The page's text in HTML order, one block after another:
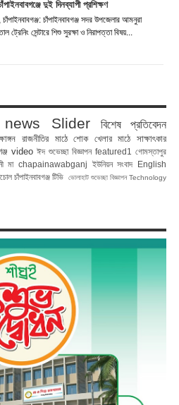
দুই দিনব্যাপী প্রশিক্ষণ
চাঁপাইনবাবগঞ্জ সদর উপজেলার আমনুরা
ট্রেনিং সেন্টারে শিশু সুরক্ষা ও নিরাপত্তা বিষয়...
Slider
বিশেষ প্রতিবেদন
রাজনীতির মাঠে শোক খেলার মাঠে
সাক্ষাৎকার
video ঈদ শুভেচ্ছা বিজ্ঞাপন featured1
গোমস্তাপুর
মা chapainawabganj ইউনিয়ন সংবাদ
English
চাঁপাইনবাবগঞ্জ টিভি ভোলাহাট শুভেচ্ছা বিজ্ঞাপন Technology